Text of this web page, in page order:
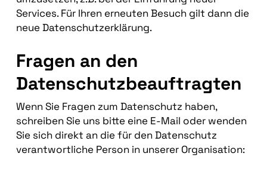
Services. Für Ihren erneuten Besuch gilt dann die
neue Datenschutzerklärung.
Fragen an den
Datenschutzbeauftragten
Wenn Sie Fragen zum Datenschutz haben,
schreiben Sie uns bitte eine E-Mail oder wenden
Sie sich direkt an die für den Datenschutz
verantwortliche Person in unserer Organisation: